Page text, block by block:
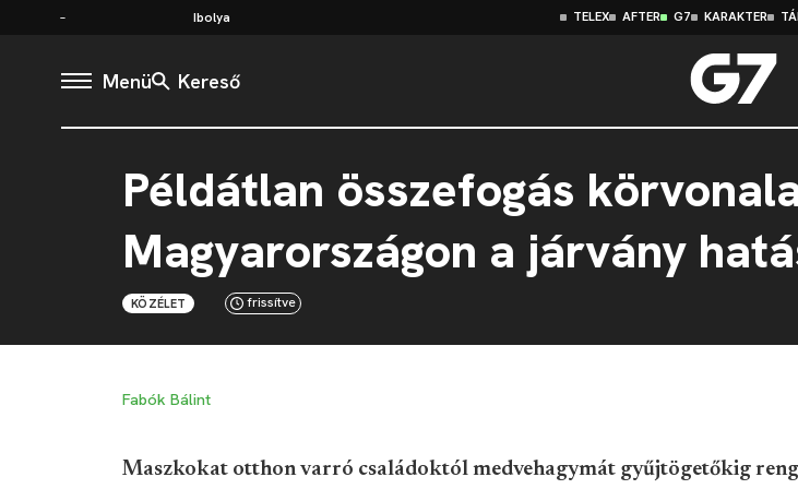
Ibolya TELEX AFTER G7 KARAKTER
Menü Kereső
Példátlan összefogás
Magyarországon a járvány
KÖZÉLET frissítve
Fabók Bálint
Maszkokat otthon varró családoktól medvehagymát gyűjtögetőkig